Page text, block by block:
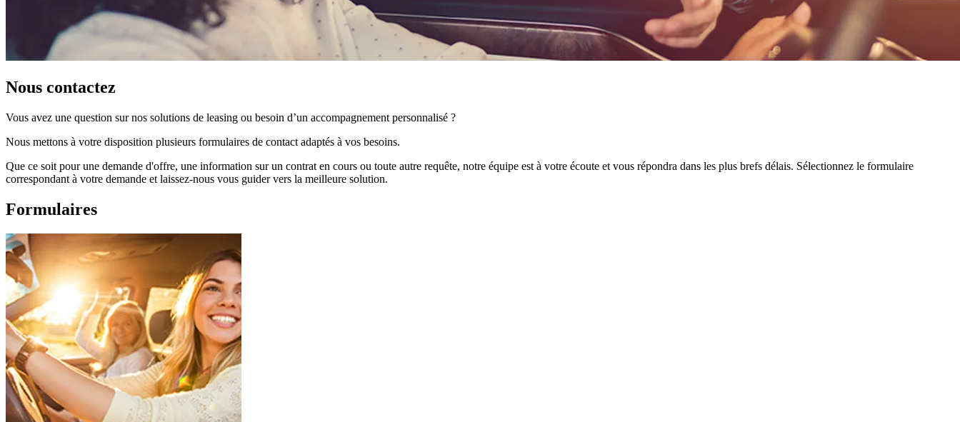
Nous contactez
Vous avez une question sur nos solutions de leasing ou besoin d’un accompagnement personnalisé ?
Nous mettons à votre disposition plusieurs formulaires de contact adaptés à vos besoins.
Que ce soit pour une demande d'offre, une information sur un contrat en cours ou toute autre requête, notre équipe est à votre écoute et vous répondra dans les plus brefs délais. Sélectionnez le formulaire
correspondant à votre demande et laissez-nous vous guider vers la meilleure solution.
Formulaires